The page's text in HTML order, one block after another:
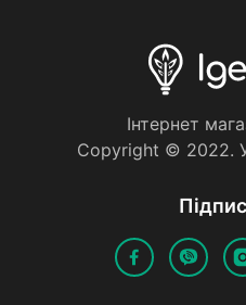
Iнтернет
Copyright © 2022.